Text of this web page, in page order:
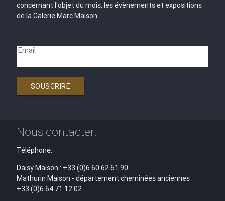
concernant l'objet du mois, les évènements et expositions
de la Galerie Marc Maison.
Email
SOUSCRIRE
Nous contacter:
Téléphone:
Daisy Maison : +33 (0)6 60 62 61 90
Mathurin Maison - département cheminées anciennes :
+33 (0)6 64 71 12 02